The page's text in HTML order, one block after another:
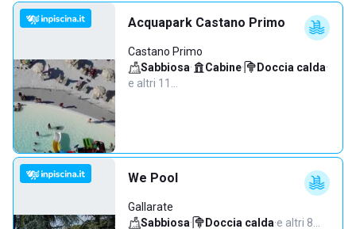
Acquapark Castano Primo
Castano Primo
Sabbiosa· Cabine· Doccia calda·
e altri 11…
We Pool
Gallarate
Sabbiosa· Doccia calda·e altri 8…